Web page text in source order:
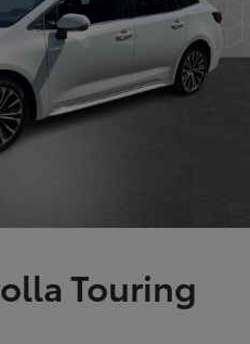
Touring